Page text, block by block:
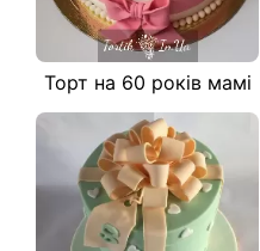
Торт на 60 років мамі